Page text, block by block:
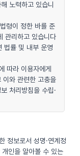
노력하고 있습니
령이 정한 바를 준
관리하고 있습니다
법률 및 내부 운영
따라 이용자에게
이와 관련한 고충을
처리방침을 수립·
정보로서 성명·연계정
인을 알아볼 수 있는